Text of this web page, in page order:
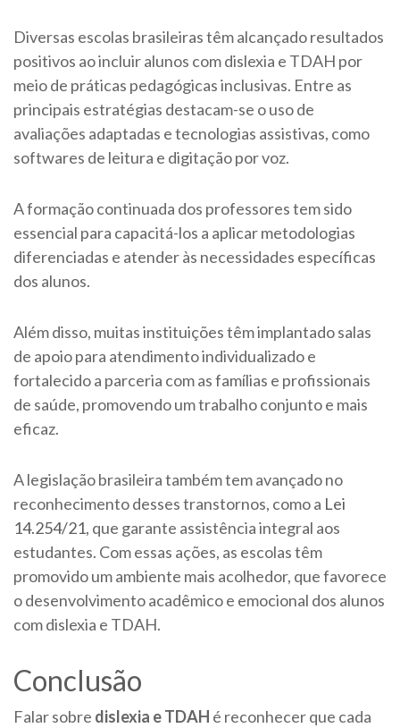
Diversas escolas brasileiras têm alcançado resultados
positivos ao incluir alunos com dislexia e TDAH por
meio de práticas pedagógicas inclusivas. Entre as
principais estratégias destacam-se o uso de
avaliações adaptadas e tecnologias assistivas, como
softwares de leitura e digitação por voz.
A formação continuada dos professores tem sido
essencial para capacitá-los a aplicar metodologias
diferenciadas e atender às necessidades específicas
dos alunos.
Além disso, muitas instituições têm implantado salas
de apoio para atendimento individualizado e
fortalecido a parceria com as famílias e profissionais
de saúde, promovendo um trabalho conjunto e mais
eficaz.
A legislação brasileira também tem avançado no
reconhecimento desses transtornos, como a Lei
14.254/21, que garante assistência integral aos
estudantes. Com essas ações, as escolas têm
promovido um ambiente mais acolhedor, que favorece
o desenvolvimento acadêmico e emocional dos alunos
com dislexia e TDAH.
Conclusão
Falar sobre dislexia e TDAH é reconhecer que cada